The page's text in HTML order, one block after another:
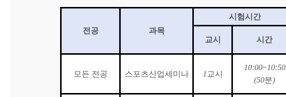
전공 과목
시험시간
교시 시간
모든 전공 스포츠산업세미나 1 교시
10:00~10:50
(50분)